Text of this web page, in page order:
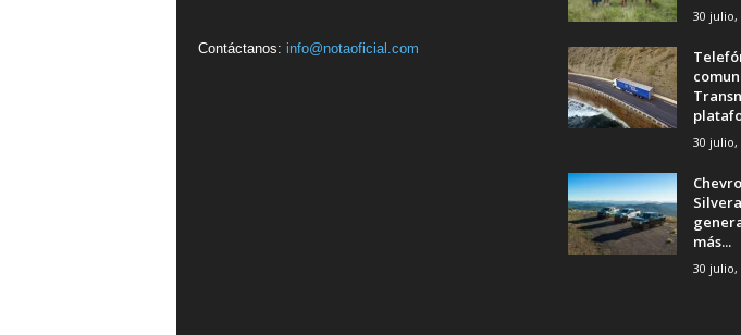
Contáctanos: info@notaoficial.com
30 julio,
30 julio,
más...
30 julio,